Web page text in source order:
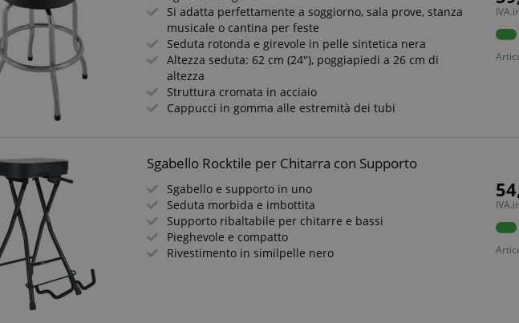
Si adatta perfettamente a soggiorno, sala prove, stanza
musicale o cantina per feste
Seduta rotonda e girevole in pelle sintetica nera
Altezza seduta: 62 cm (24"), poggiapiedi a 26 cm di
altezza
Struttura cromata in acciaio
Cappucci in gomma alle estremità dei tubi
Sgabello Rocktile per Chitarra con Supporto
Sgabello e supporto in uno
Seduta morbida e imbottita
Supporto ribaltabile per chitarre e bassi
Pieghevole e compatto
Rivestimento in similpelle nero